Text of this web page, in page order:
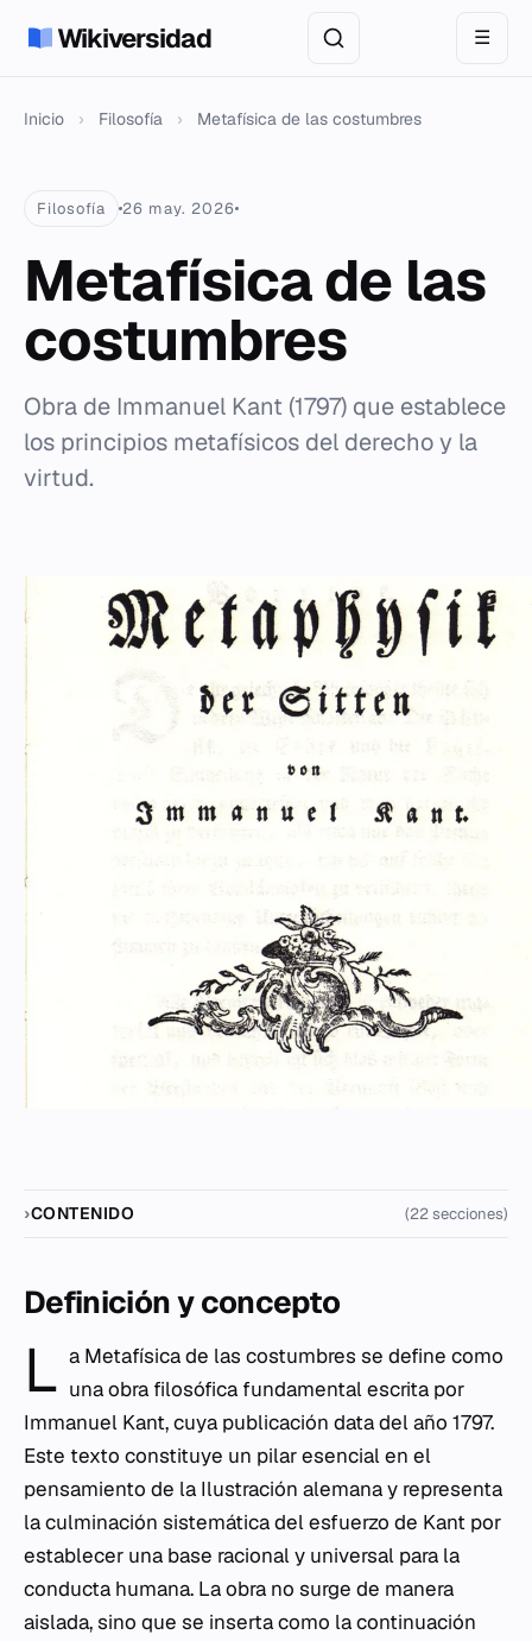
Wikiversidad ☰
Inicio › Filosofía › Metafísica de las costumbres
Filosofía 26 may. 2026
Metafísica de las
costumbres
Obra de Immanuel Kant (1797) que establece
los principios metafísicos del derecho y la
virtud.
CONTENIDO (22 secciones)
Definición y concepto
L a Metafísica de las costumbres se define como
una obra filosófica fundamental escrita por
Immanuel Kant, cuya publicación data del año 1797.
Este texto constituye un pilar esencial en el
pensamiento de la Ilustración alemana y representa
la culminación sistemática del esfuerzo de Kant por
establecer una base racional y universal para la
conducta humana. La obra no surge de manera
aislada, sino que se inserta como la continuación